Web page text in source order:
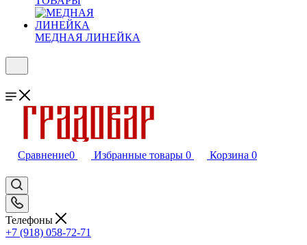
МЕДНАЯ ЛИНЕЙКА
Сравнение0 Избранные товары 0 Корзина 0
Телефоны
+7 (918) 058-72-71